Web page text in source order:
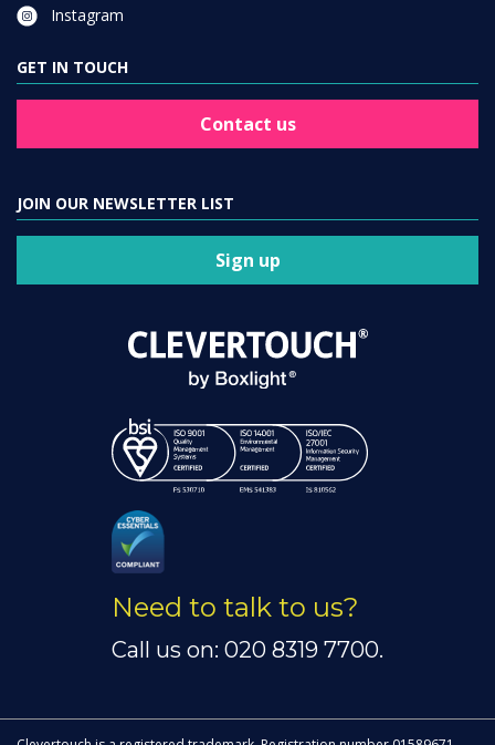
Instagram
GET IN TOUCH
Contact us
JOIN OUR NEWSLETTER LIST
Sign up
Need to talk to us?
Call us on: 020 8319 7700.